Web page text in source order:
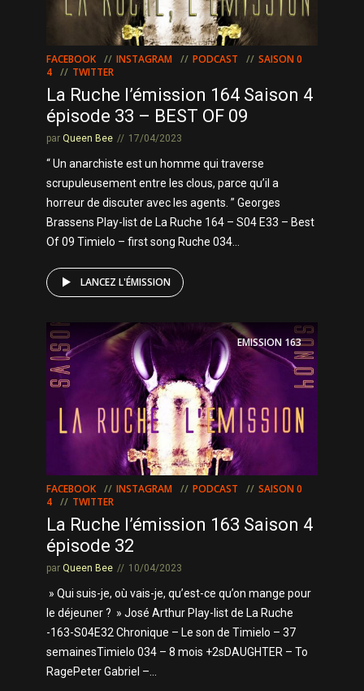
FACEBOOK INSTAGRAM PODCAST
SAISON 0
4
TWITTER
La Ruche l’émission 164 Saison 4
épisode 33 – BEST OF 09
par Queen Bee 17/04/2023
“ Un anarchiste est un homme qui traverse
scrupuleusement entre les clous, parce qu’il a
horreur de discuter avec les agents. ” Georges
Brassens Play-list de La Ruche 164 – S04 E33 – Best
Of 09 Timielo – first song Ruche 034...
LANCEZ L'ÉMISSION
EMISSION 163
FACEBOOK INSTAGRAM PODCAST
SAISON 0
4
TWITTER
La Ruche l’émission 163 Saison 4
épisode 32
par Queen Bee 10/04/2023
» Qui suis-je, où vais-je, qu’est-ce qu’on mange pour
le déjeuner ? » José Arthur Play-list de La Ruche
-163-S04E32 Chronique – Le son de Timielo – 37
semainesTimielo 034 – 8 mois +2sDAUGHTER – To
RagePeter Gabriel –...